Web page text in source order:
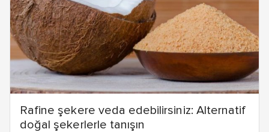
Rafine şekere veda edebilirsiniz: Alternatif
doğal şekerlerle tanışın